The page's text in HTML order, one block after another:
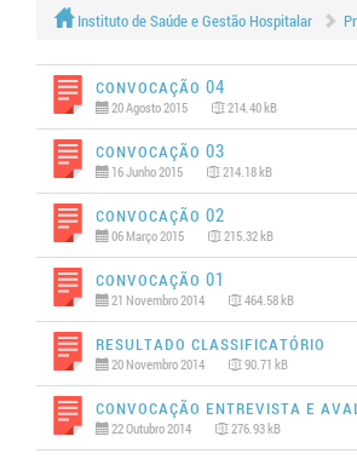
Instituto de Saúde e Gestão Hospitalar
Convocação 04
20 Agosto 2015 214.40 kB
Convocação 03
16 Junho 2015 214.18 kB
Convocação 02
06 Março 2015 215.32 kB
Convocação 01
21 Novembro 2014 464.58 kB
Resultado Classificatório
20 Novembro 2014 90.71 kB
Convocação Entrevista e
22 Outubro 2014 276.93 kB